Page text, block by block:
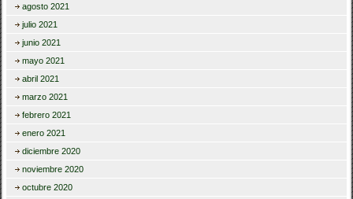
agosto 2021
julio 2021
junio 2021
mayo 2021
abril 2021
marzo 2021
febrero 2021
enero 2021
diciembre 2020
noviembre 2020
octubre 2020